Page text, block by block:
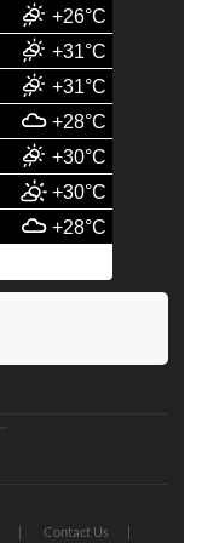
+26°C
+31°C
+31°C
+28°C
+30°C
+30°C
+28°C
Contact Us